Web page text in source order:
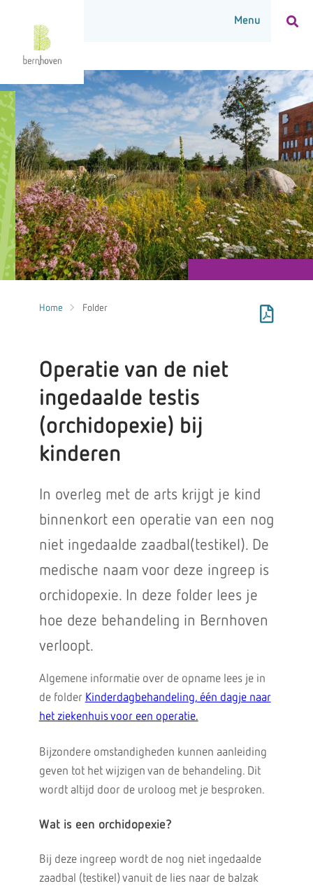
Home Folder
Operatie van de niet
ingedaalde testis
(orchidopexie) bij
kinderen
In overleg met de arts krijgt je kind
binnenkort een operatie van een nog
niet ingedaalde zaadbal(testikel). De
medische naam voor deze ingreep is
orchidopexie. In deze folder lees je
hoe deze behandeling in Bernhoven
verloopt.
Algemene informatie over de opname lees je in
de folder Kinderdagbehandeling, één dagje naar
het ziekenhuis voor een operatie.
Bijzondere omstandigheden kunnen aanleiding
geven tot het wijzigen van de behandeling. Dit
wordt altijd door de uroloog met je besproken.
Wat is een orchidopexie?
Bij deze ingreep wordt de nog niet ingedaalde
zaadbal (testikel) vanuit de lies naar de balzak